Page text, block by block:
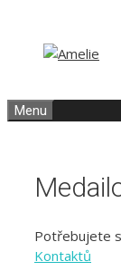
obsah
obsah
Menu
Potřebujete
Kontaktů